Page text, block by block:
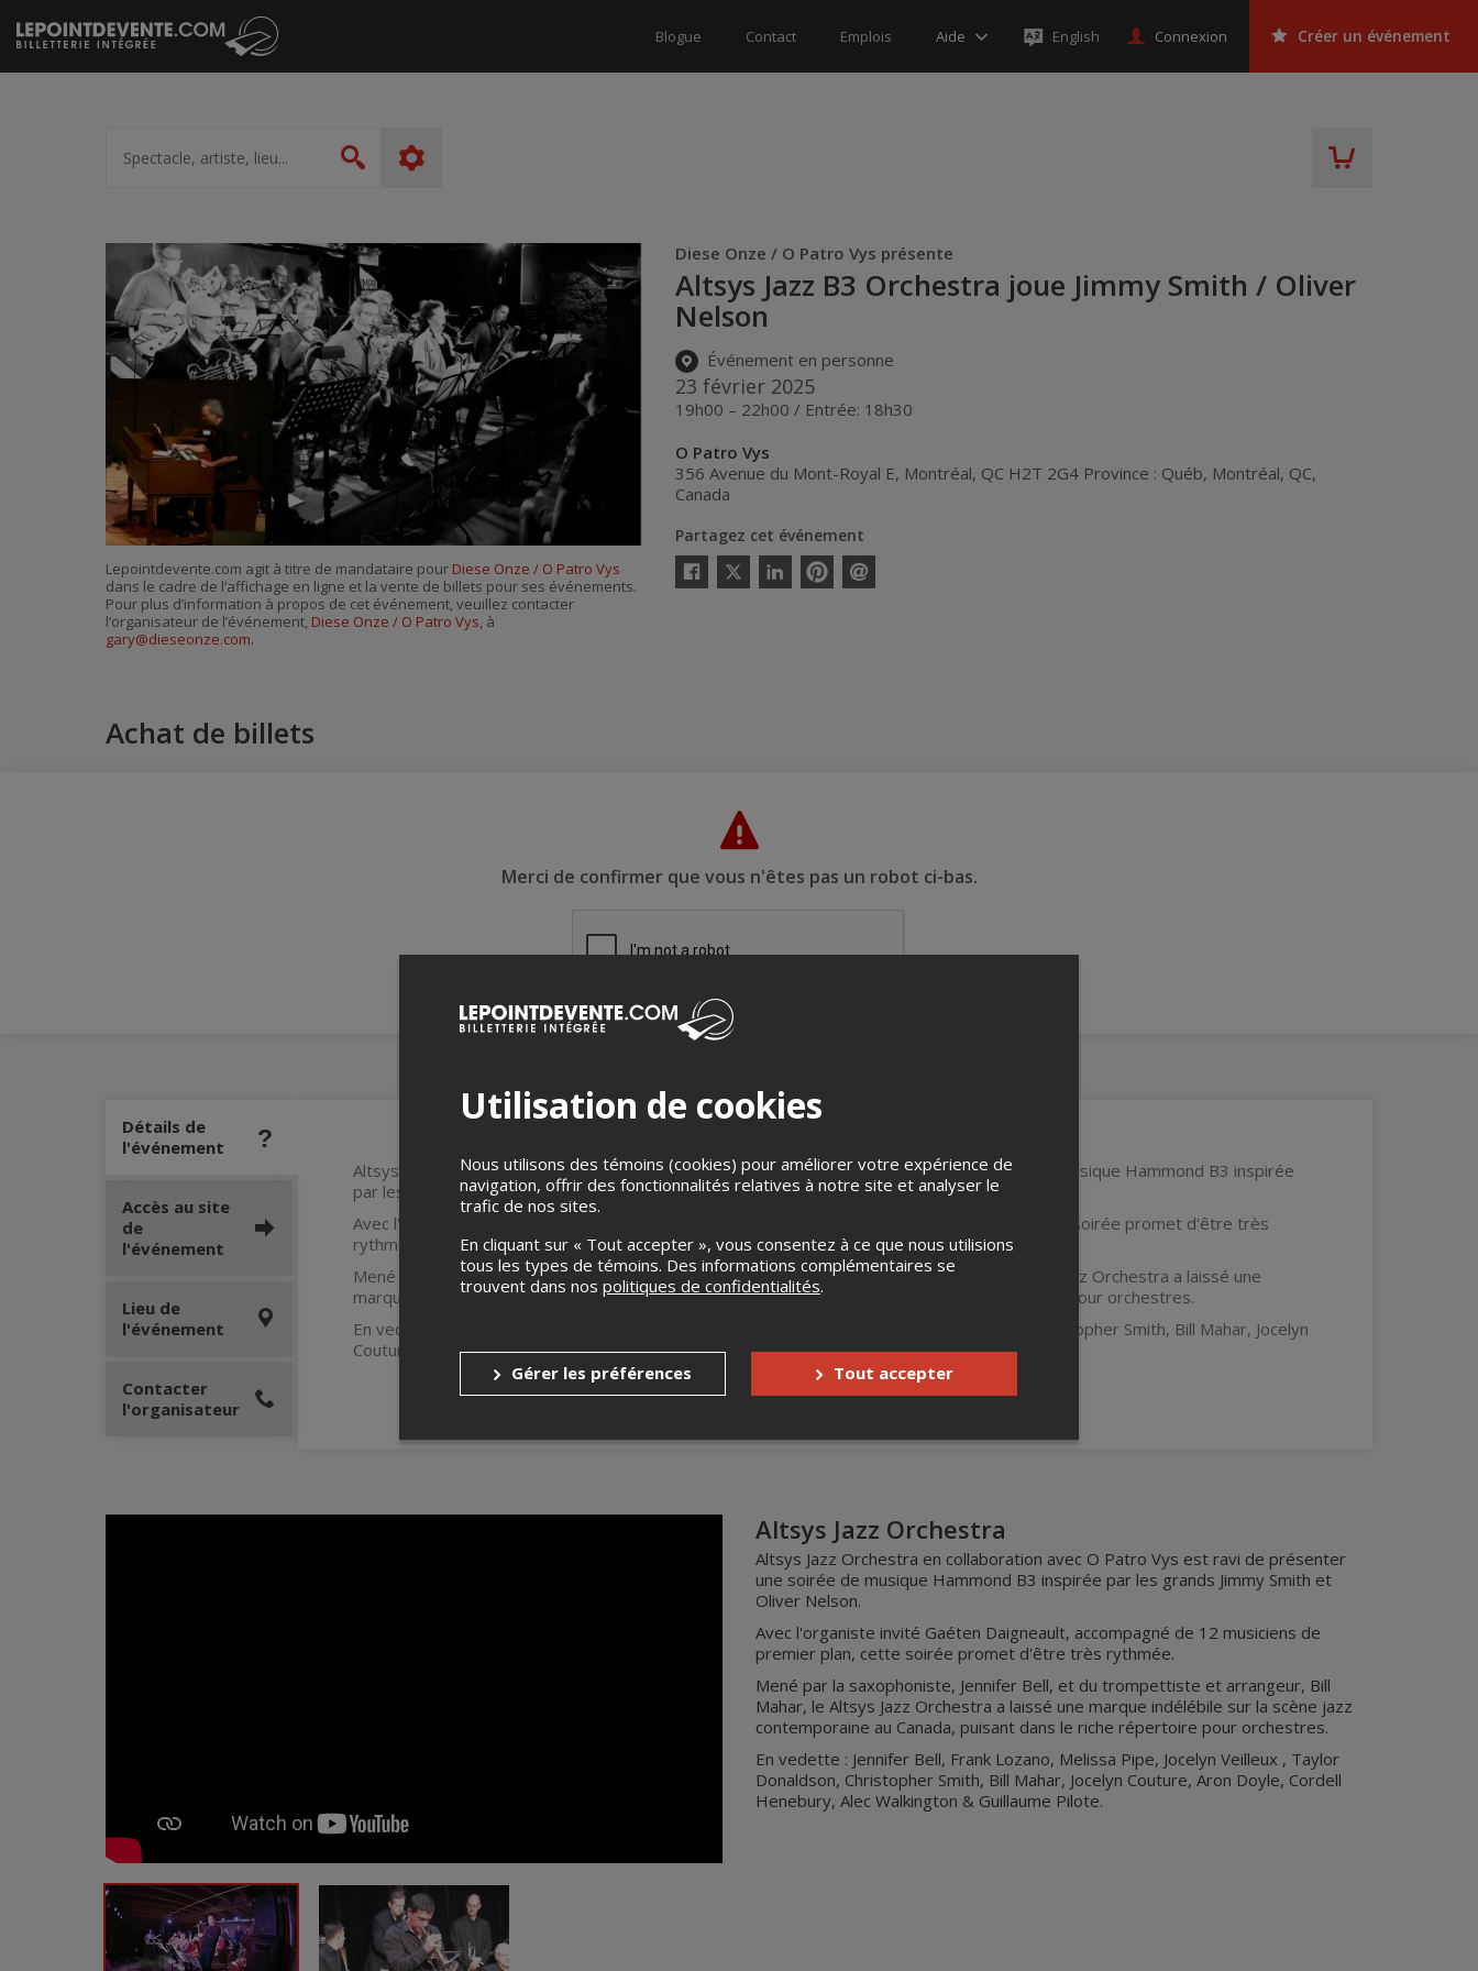
Passer
au
contenu
Blogue Contact Emplois Aide English Connexion Créer un événement
artiste,
lieu...
Rechercher
Diese Onze / O Patro Vys présente
Altsys Jazz B3 Orchestra joue Jimmy Smith / Oliver
Nelson
Événement en personne
23 février 2025
19h00 – 22h00 / Entrée: 18h30
O Patro Vys
356 Avenue du Mont-Royal E, Montréal, QC H2T 2G4 Province : Québ, Montréal, QC,
Canada
Partagez cet événement
Facebook
Twitter
LinkedinPinterestEnvoyer
Lepointdevente.com agit à titre de mandataire pour Diese Onze / O Patro Vys
dans le cadre de l’affichage en ligne et la vente de billets pour ses événements.
Pour plus d’information à propos de cet événement, veuillez contacter
l’organisateur de l’événement, Diese Onze / O Patro Vys, à
gary@dieseonze.com.
Achat de billets
Merci de confirmer que vous n'êtes pas un robot ci-bas.
Détails de
l'événement
Altsys Jazz Orchestra en collaboration avec O Patro Vys est ravi de présenter une soirée de musique Hammond B3 inspirée
par les grands Jimmy Smith et Oliver Nelson.
Avec l'organiste invité Gaéten Daigneault, accompagné de 12 musiciens de premier plan, cette soirée promet d'être très
rythmée.
Mené par la saxophoniste, Jennifer Bell, et du trompettiste et arrangeur, Bill Mahar, le Altsys Jazz Orchestra a laissé une
marque indélébile sur la scène jazz contemporaine au Canada, puisant dans le riche répertoire pour orchestres.
En vedette : Jennifer Bell, Frank Lozano, Melissa Pipe, Jocelyn Veilleux , Taylor Donaldson, Christopher Smith, Bill Mahar, Jocelyn
Couture, Aron Doyle, Cordell Henebury, Alec Walkington & Guillaume Pilote.
Accès au site
de
l'événement
Lieu de
l'événement
Contacter
l'organisateur
Altsys Jazz Orchestra
Altsys Jazz Orchestra en collaboration avec O Patro Vys est ravi de présenter
une soirée de musique Hammond B3 inspirée par les grands Jimmy Smith et
Oliver Nelson.
Avec l'organiste invité Gaéten Daigneault, accompagné de 12 musiciens de
premier plan, cette soirée promet d'être très rythmée.
Mené par la saxophoniste, Jennifer Bell, et du trompettiste et arrangeur, Bill
Mahar, le Altsys Jazz Orchestra a laissé une marque indélébile sur la scène jazz
contemporaine au Canada, puisant dans le riche répertoire pour orchestres.
En vedette : Jennifer Bell, Frank Lozano, Melissa Pipe, Jocelyn Veilleux , Taylor
Donaldson, Christopher Smith, Bill Mahar, Jocelyn Couture, Aron Doyle, Cordell
Henebury, Alec Walkington & Guillaume Pilote.
Utilisation de cookies
Nous utilisons des témoins (cookies) pour améliorer votre expérience de
navigation, offrir des fonctionnalités relatives à notre site et analyser le
trafic de nos sites.
En cliquant sur « Tout accepter », vous consentez à ce que nous utilisions
tous les types de témoins. Des informations complémentaires se
trouvent dans nos politiques de confidentialités.
Gérer les préférences Tout accepter